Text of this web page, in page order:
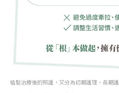
植髮治療後的照護，又分為初期護理、長期